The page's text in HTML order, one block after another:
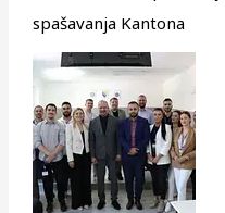
spašavanja Kantona